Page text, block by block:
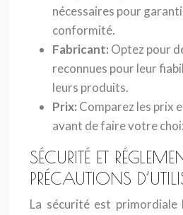
nécessaires pour
conformité.
Fabricant: Optez pour
reconnues pour leur
leurs produits.
Prix: Comparez les prix
avant de faire votre
SÉCURITÉ ET
PRÉCAUTIONS
La sécurité est